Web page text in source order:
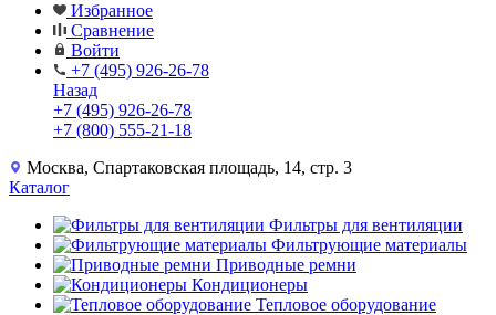
Избранное
Сравнение
Войти
+7 (495) 926-26-78
Назад
+7 (495) 926-26-78
+7 (800) 555-21-18
Москва, Спартаковская площадь, 14, стр. 3
Каталог
Фильтры для вентиляции
Фильтрующие материалы
Приводные ремни
Кондиционеры
Тепловое оборудование